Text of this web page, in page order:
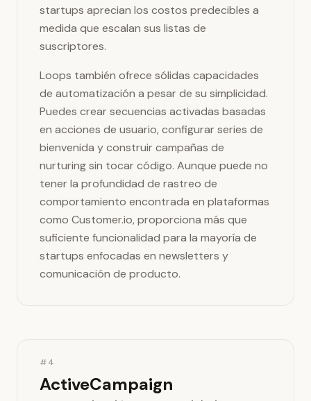
startups aprecian los costos predecibles a
medida que escalan sus listas de
suscriptores.
Loops también ofrece sólidas capacidades
de automatización a pesar de su simplicidad.
Puedes crear secuencias activadas basadas
en acciones de usuario, configurar series de
bienvenida y construir campañas de
nurturing sin tocar código. Aunque puede no
tener la profundidad de rastreo de
comportamiento encontrada en plataformas
como Customer.io, proporciona más que
suficiente funcionalidad para la mayoría de
startups enfocadas en newsletters y
comunicación de producto.
#4
ActiveCampaign